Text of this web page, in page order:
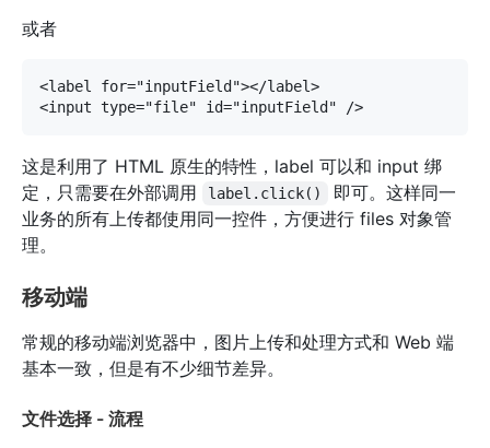
或者
<label for="inputField"></label>
这是利用了 HTML 原生的特性，label 可以和 input 绑
定，只需要在外部调用
label.click()
即可。这样同一
业务的所有上传都使用同一控件，方便进行 files 对象管
理。
移动端
常规的移动端浏览器中，图片上传和处理方式和 Web 端
基本一致，但是有不少细节差异。
文件选择 - 流程